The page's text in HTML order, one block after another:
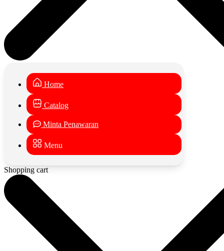
Home
Catalog
Minta Penawaran
Menu
Shopping cart